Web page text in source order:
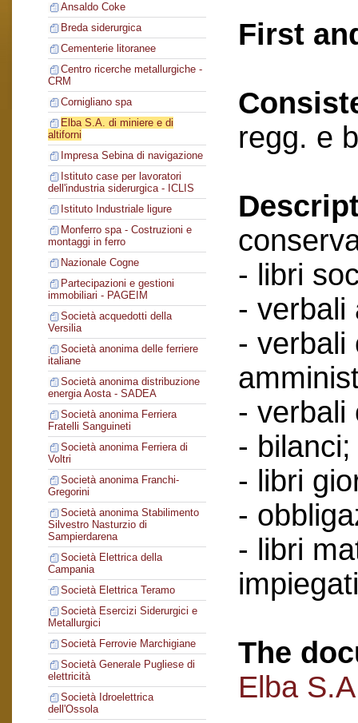
Ansaldo Coke
Breda siderurgica
Cementerie litoranee
Centro ricerche metallurgiche -
CRM
Cornigliano spa
Elba S.A. di miniere e di
altiforni
Impresa Sebina di navigazione
Istituto case per lavoratori
dell'industria siderurgica - ICLIS
Istituto Industriale ligure
Monferro spa - Costruzioni e
montaggi in ferro
Nazionale Cogne
Partecipazioni e gestioni
immobiliari - PAGEIM
Società acquedotti della
Versilia
Società anonima delle ferriere
italiane
Società anonima distribuzione
energia Aosta - SADEA
Società anonima Ferriera
Fratelli Sanguineti
Società anonima Ferriera di
Voltri
Società anonima Franchi-
Gregorini
Società anonima Stabilimento
Silvestro Nasturzio di
Sampierdarena
Società Elettrica della
Campania
Società Elettrica Teramo
Società Esercizi Siderurgici e
Metallurgici
Società Ferrovie Marchigiane
Società Generale Pugliese di
elettricità
Società Idroelettrica
dell'Ossola
First
regg. e
- libri
- verbali
- verbali
- verbali
- bilanci;
- libri
-
- libri
The
Elba